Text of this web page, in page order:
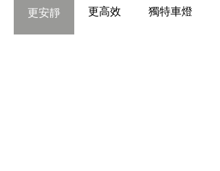
更安靜 更高效 獨特車燈